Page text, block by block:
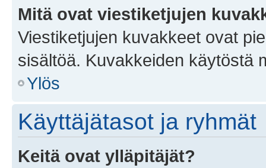
Mitä ovat viestiketjujen
Viestiketjujen kuvakkeet ovat
sisältöä. Kuvakkeiden käytöstä
Ylös
Käyttäjätasot ja ryhmät
Keitä ovat ylläpitäjät?